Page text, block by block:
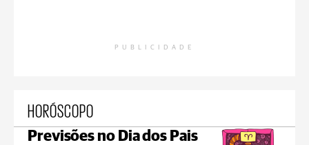
PUBLICIDADE
HORÓSCOPO
Previsões no Dia dos Pais